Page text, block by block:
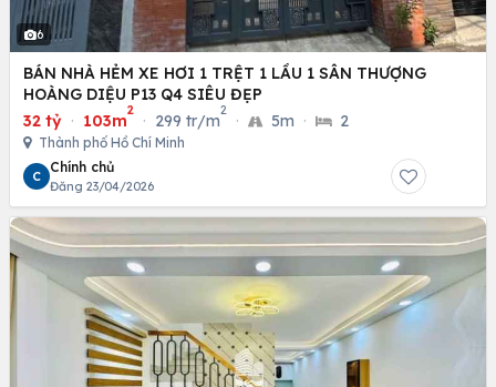
6
BÁN NHÀ HẺM XE HƠI 1 TRỆT 1 LẦU 1 SÂN THƯỢNG
HOÀNG DIỆU P13 Q4 SIÊU ĐẸP
32 tỷ · 103m
2
· 299 tr/m
2
· 5m · 2
Thành phố Hồ Chí Minh
C
Chính chủ
Đăng 23/04/2026